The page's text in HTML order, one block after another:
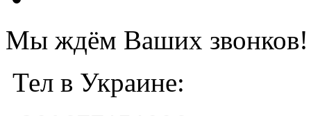
Мы ждём Ваших звонков!
Тел в Украине: